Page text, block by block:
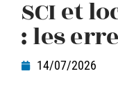
SCI et
: les
14/07/2026